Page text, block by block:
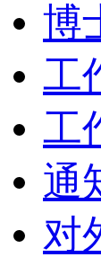
博
工
工
通
对